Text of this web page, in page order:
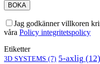
Jag godkänner villkoren
våra Policy integritetspolicy
Etiketter
3D SYSTEMS (7) 5-axlig (12)